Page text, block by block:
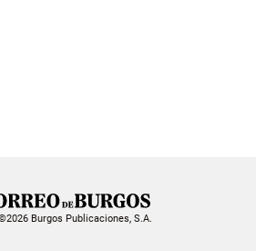
Burgos Publicaciones, S.A.